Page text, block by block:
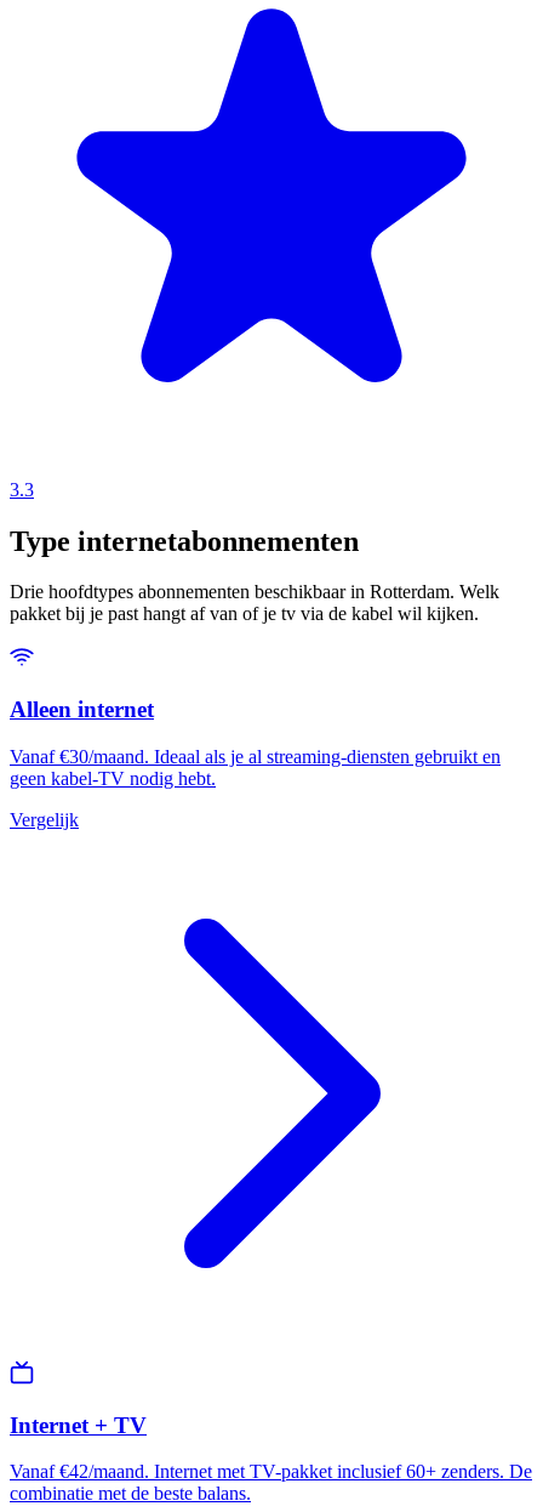
3.3
Type internetabonnementen
Drie hoofdtypes abonnementen beschikbaar in Rotterdam. Welk
pakket bij je past hangt af van of je tv via de kabel wil kijken.
Alleen internet
Vanaf €30/maand. Ideaal als je al streaming-diensten gebruikt en
geen kabel-TV nodig hebt.
Vergelijk
Internet + TV
Vanaf €42/maand. Internet met TV-pakket inclusief 60+ zenders. De
combinatie met de beste balans.